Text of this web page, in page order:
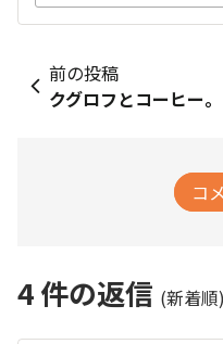
前の投稿
クグロフとコーヒー。
コ
4件の返信 (新着順)